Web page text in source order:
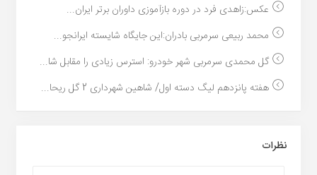
عکس:زاهدی فرد در دوره بازآموزی داوران برتر ایران...
محمد ربیعی سرمربی بادران:این جایگاه شایسته ایرانجو...
گل محمدی سرمربی شهر خودرو: استرس زیادی را مقابل شا...
هفته پانزدهم لیگ دسته اول/ شاهین شهرداری 2 گل ریحا...
نظرات